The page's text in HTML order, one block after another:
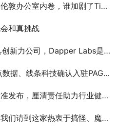
内卷，谁加剧了TikTok的信任危机？
和真挑战
公司，Dapper Labs是如何做到的？
入驻PAGC 2024 | 第四届全球产品与增长展会！
布，厘清责任助力行业健康发展
热衷于搞怪、魔性休闲手游发行商JoyPac